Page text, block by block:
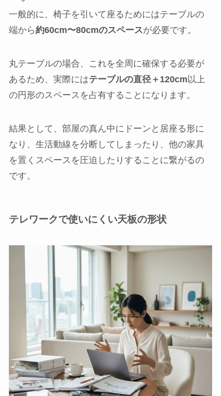
一般的に、椅子を引いて座るためにはテーブルの
端から約60cm〜80cmのスペースが必要です。
丸テーブルの場合、これを全周に確保する必要が
あるため、実際にはテーブルの直径＋120cm 以上
の円形のスペースを占有することになります。
結果として、部屋の真ん中にドーンと居座る形に
なり、生活動線を分断してしまったり、他の家具
を置くスペースを圧迫したりすることに繋がるの
です。
テレワークで使いにくい天板の形状